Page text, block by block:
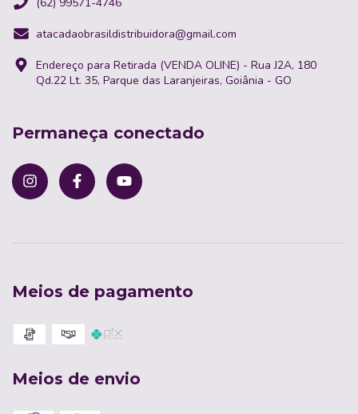
atacadaobrasildistribuidora@gmail.com
Endereço para Retirada (VENDA OLINE) - Rua J2A, 180
Qd.22 Lt. 35, Parque das Laranjeiras, Goiânia - GO
Permaneça conectado
Meios de pagamento
Meios de envio